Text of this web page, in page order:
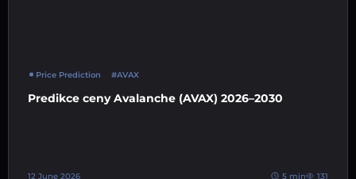
Price Prediction #AVAX
Predikce ceny Avalanche (AVAX) 2026–2030
12 June 2026 5 min 131